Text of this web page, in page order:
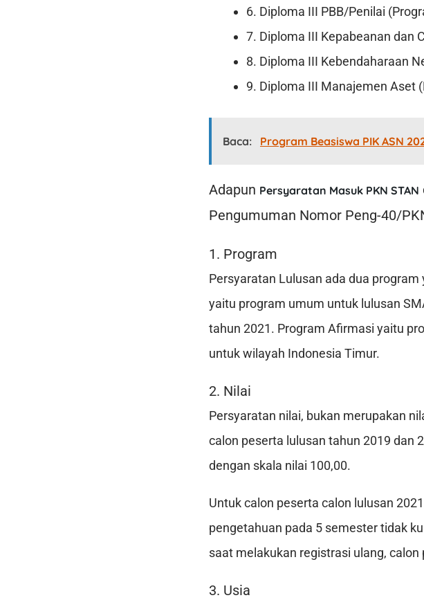
6. Diploma III PBB/Penilai
7. Diploma III Kepabeanan dan
8. Diploma III Kebendaharaan
9. Diploma III Manajemen Aset
Baca: Program Beasiswa PIK ASN
Adapun Persyaratan Masuk PKN STAN
Pengumuman Nomor Peng-40/
1. Program
Persyaratan Lulusan ada dua
yaitu program umum untuk lulusan
tahun 2021. Program Afirmasi yaitu
untuk wilayah Indonesia Timur.
2. Nilai
Persyaratan nilai, bukan merupakan
calon peserta lulusan tahun 2019 dan
dengan skala nilai 100,00.
Untuk calon peserta calon lulusan
pengetahuan pada 5 semester tidak
saat melakukan registrasi ulang,
3. Usia